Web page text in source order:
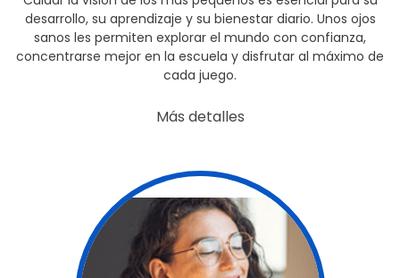
desarrollo, su aprendizaje y su bienestar diario. Unos ojos
sanos les permiten explorar el mundo con confianza,
concentrarse mejor en la escuela y disfrutar al máximo de
cada juego.
Más detalles